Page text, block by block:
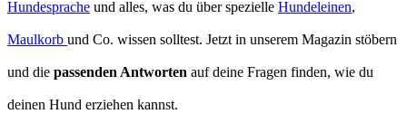
Hundesprache und alles, was du über spezielle Hundeleinen,
Maulkorb und Co. wissen solltest. Jetzt in unserem Magazin stöbern
und die passenden Antworten auf deine Fragen finden, wie du
deinen Hund erziehen kannst.